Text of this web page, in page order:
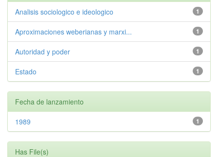
1
Analisis sociologico e ideologico
1
Aproximaciones weberianas y marxi...
1
Autoridad y poder
1
Estado
Fecha de lanzamiento
1
1989
Has File(s)